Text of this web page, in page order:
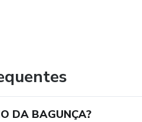
DA BAGUNÇA?